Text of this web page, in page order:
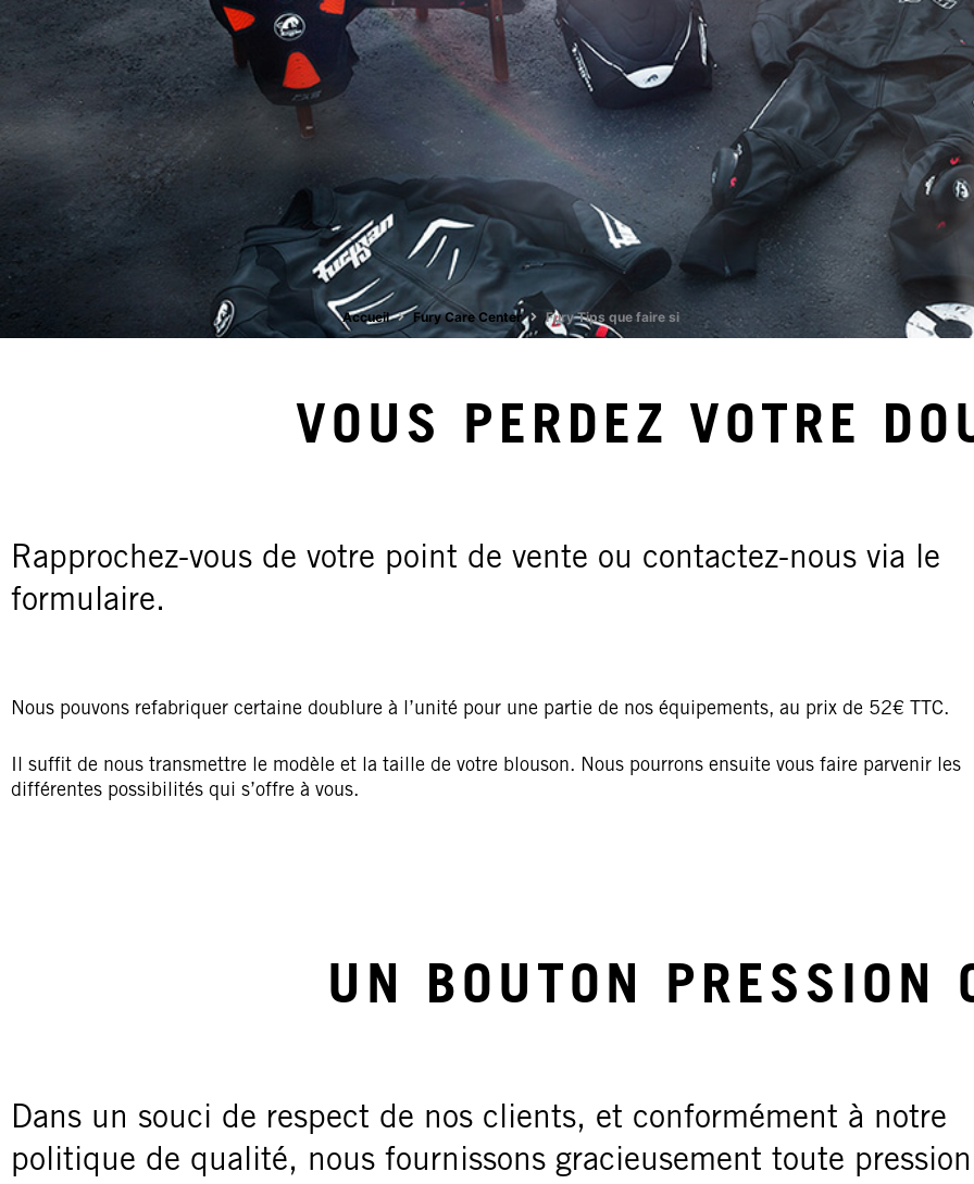
Accueil Fury Care Center Fury Tips que faire si
VOUS PERDEZ VOTRE
Rapprochez-vous de votre point de vente ou contactez-nous via le
formulaire.
Nous pouvons refabriquer certaine doublure à l’unité pour une partie de nos équipements, au prix de 52€ TTC.
Il suffit de nous transmettre le modèle et la taille de votre blouson. Nous pourrons ensuite vous faire parvenir les
différentes possibilités qui s’offre à vous.
UN BOUTON PRESSION
Dans un souci de respect de nos clients, et conformément à notre
politique de qualité, nous fournissons gracieusement toute pression